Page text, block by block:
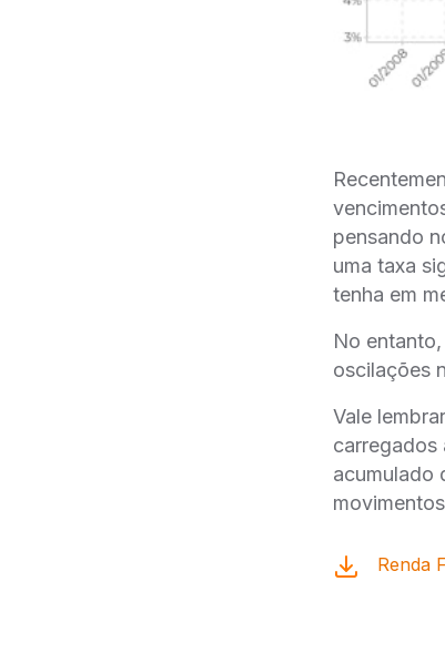
pensando
uma taxa
tenha em
No
oscilações
Vale
carregados
acumulado
Renda